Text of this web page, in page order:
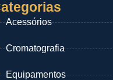
Acessórios
Cromatografia
Equipamentos